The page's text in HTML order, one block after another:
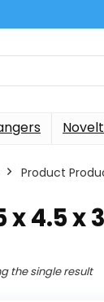
Product
x 4.5
the single result